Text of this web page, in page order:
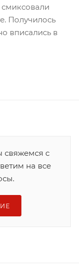
смиксовали
Получилось
вписались в
свяжемся с
на все